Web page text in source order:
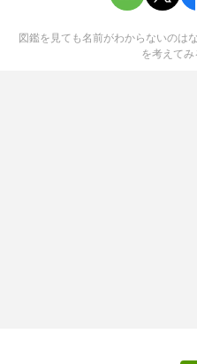
図鑑を見ても名前がわからないのは
を考えてみ